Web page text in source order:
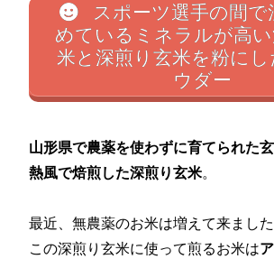
スポーツ選手の間で
めているミネラルが高
米と深煎り玄米を粉に
ウダー
山形県で農薬を使わずに育てられた
熱風で焙煎した深煎り玄米。
最近、無農薬のお米は増えて来ました
この深煎り玄米に使って煎るお米は